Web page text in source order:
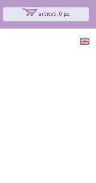
articoli: 0 pz.